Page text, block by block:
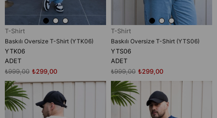
T-Shirt
Baskılı Oversize T-Shirt (YTK06)
YTK06
ADET
₺299,00
₺999,00
T-Shirt
Baskılı Oversize T-Shirt (YTS06)
YTS06
ADET
₺299,00
₺999,00